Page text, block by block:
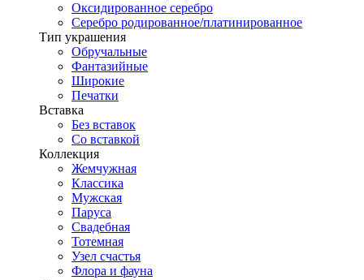
Оксидированное серебро
Серебро родированное/платинированное
Тип украшения
Обручальные
Фантазийные
Широкие
Печатки
Вставка
Без вставок
Со вставкой
Коллекция
Жемчужная
Классика
Мужская
Паруса
Свадебная
Тотемная
Узел счастья
Флора и фауна